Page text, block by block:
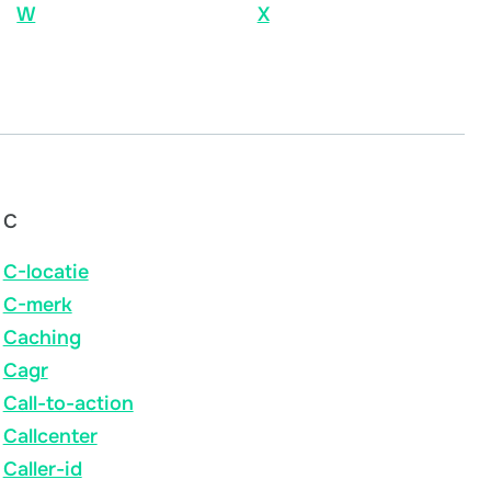
W
X
C
C-locatie
C-merk
Caching
Cagr
Call-to-action
Callcenter
Caller-id